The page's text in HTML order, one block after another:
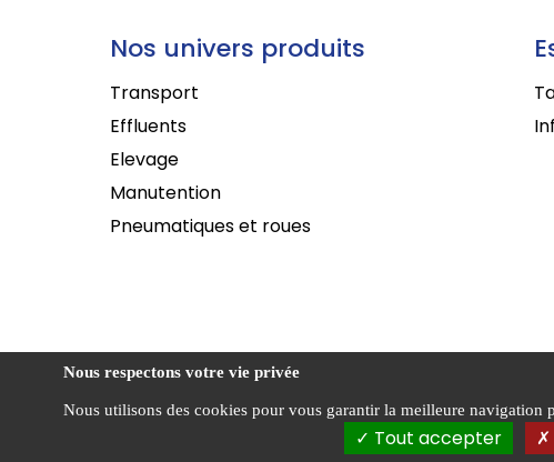
Nos univers produits
Transport
Effluents
Elevage
Manutention
Pneumatiques et roues
Agriest ©
Conditions
vente
Nous respectons votre vie privée
Nous utilisons des cookies pour vous garantir la meilleure navigation
Tout accepter